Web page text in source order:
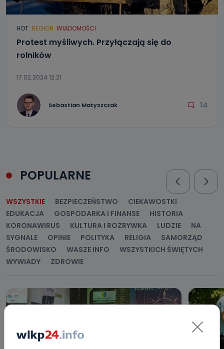
HOT REGION WIADOMOŚCI
Protest myśliwych. Przyłączają się do
rolników
17.02.2024 12:21
Sebastian Matyszczak 14
POPULARNE
WSZYSTKIE BEZPIECZEŃSTWO
CIEKAWOSTKI
EDUKACJA
GOSPODARKA I FINANSE
HISTORIA
KORONAWIRUS
KULTURA I ROZRYWKA LUDZIE
NA
SYGNALE
OPINIE POLITYKA RELIGIA
SAMORZĄD
ŚRODOWISKO
WASZE INFO
WSZYSTKICH ŚWIĘTYCH
WYWIADY
ZDROWIE